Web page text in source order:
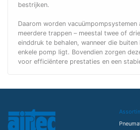
bestrijken.
Daarom worden
meerdere trappen – meestal twee of
einddruk te behalen, wanneer die
enkele pomp ligt. Bovendien zorgen
voor efficiëntere prestaties en een